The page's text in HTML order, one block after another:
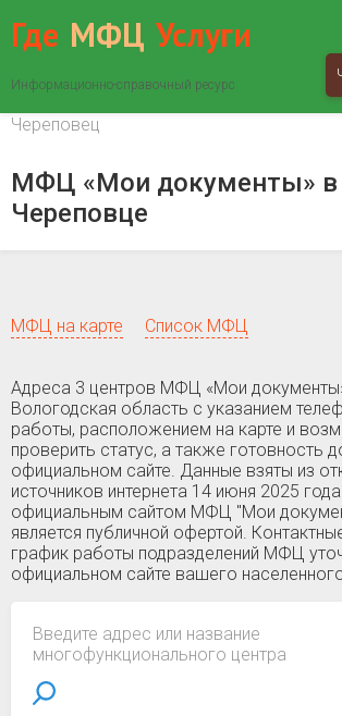
Где МФЦ Услуги
Информационно-справочный ресурс
Череповец
МФЦ «Мои документы» в
Череповце
МФЦ на карте Список МФЦ
Адреса 3 центров МФЦ «Мои
Вологодская область c указанием
работы, расположением на карте и
проверить статус, а также готовность
официальном сайте. Данные взяты из
источников интернета 14 июня 2025
официальным сайтом МФЦ "Мои
является публичной офертой.
график работы подразделений МФЦ
официальном сайте вашего
Введите адрес или название
многофункционального центра